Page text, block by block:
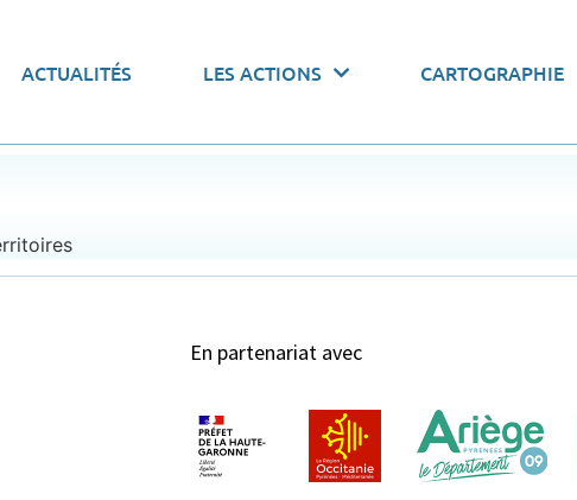
ACTUALITÉS LES ACTIONS CARTOGRAPHIE
Les actions par thématiques
En partenariat avec